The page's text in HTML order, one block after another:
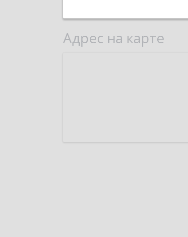
Адрес на карте